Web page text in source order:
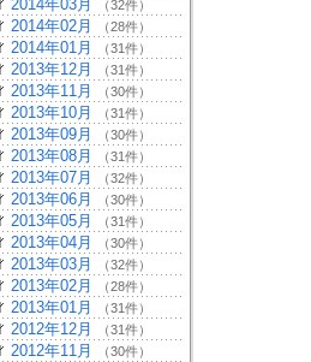
2014年03月 （32件）
2014年02月 （28件）
2014年01月 （31件）
2013年12月 （31件）
2013年11月 （30件）
2013年10月 （31件）
2013年09月 （30件）
2013年08月 （31件）
2013年07月 （32件）
2013年06月 （30件）
2013年05月 （31件）
2013年04月 （30件）
2013年03月 （32件）
2013年02月 （28件）
2013年01月 （31件）
2012年12月 （31件）
2012年11月 （30件）